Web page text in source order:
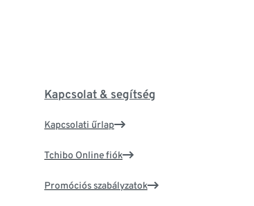
Kapcsolat & segítség
Kapcsolati űrlap
Tchibo Online fiók
Promóciós szabályzatok